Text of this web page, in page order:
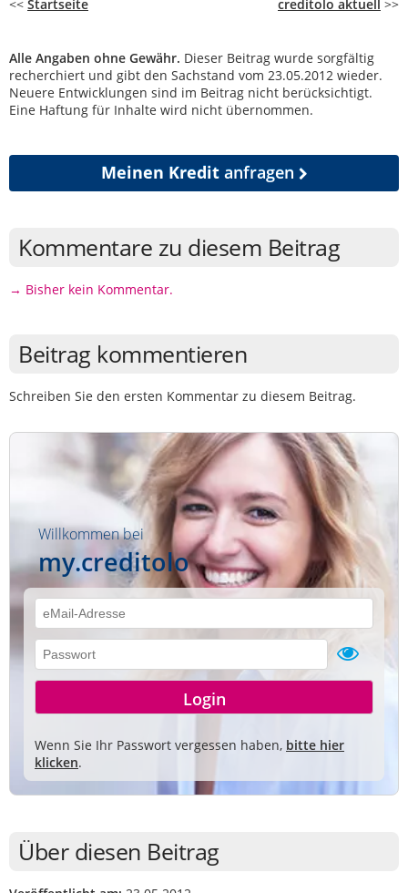
<< Startseite creditolo aktuell >>
Alle Angaben ohne Gewähr. Dieser Beitrag wurde sorgfältig
recherchiert und gibt den Sachstand vom 23.05.2012 wieder.
Neuere Entwicklungen sind im Beitrag nicht berücksichtigt.
Eine Haftung für Inhalte wird nicht übernommen.
Meinen Kreditanfragen
Kommentare zu diesem Beitrag
→ Bisher kein Kommentar.
Beitrag kommentieren
Schreiben Sie den ersten Kommentar zu diesem Beitrag.
Willkommen bei
my.creditolo
Wenn Sie Ihr Passwort vergessen haben, bitte hier
klicken.
Über diesen Beitrag